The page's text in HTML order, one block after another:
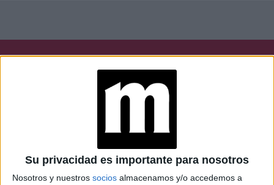
Su privacidad es importante para nosotros
Nosotros y nuestros socios almacenamos y/o accedemos a
Caras Noticias
Weekend Parabrisas
Look
Luz Mía Lunateen Break BATimes